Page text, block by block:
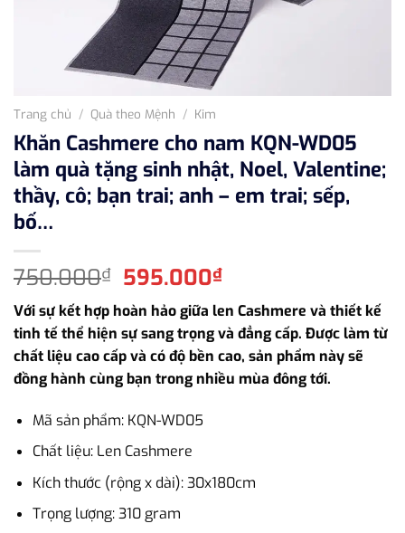
Trang chủ / Quà theo Mệnh / Kim
Khăn Cashmere cho nam KQN-WD05
làm quà tặng sinh nhật, Noel, Valentine;
thầy, cô; bạn trai; anh – em trai; sếp,
bố…
750.000₫ Giá
gốc
là:
750.000₫.
595.000₫Giá
hiện
tại
là:
595.000₫.
Với sự kết hợp hoàn hảo giữa len Cashmere và thiết kế
tinh tế thể hiện sự sang trọng và đẳng cấp. Được làm từ
chất liệu cao cấp và có độ bền cao, sản phẩm này sẽ
đồng hành cùng bạn trong nhiều mùa đông tới.
Mã sản phẩm: KQN-WD05
Chất liệu: Len Cashmere
Kích thước (rộng x dài): 30x180cm
Trọng lượng: 310 gram